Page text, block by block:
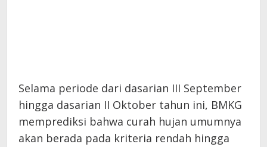
Selama periode dari dasarian III September
hingga dasarian II Oktober tahun ini, BMKG
memprediksi bahwa curah hujan umumnya
akan berada pada kriteria rendah hingga